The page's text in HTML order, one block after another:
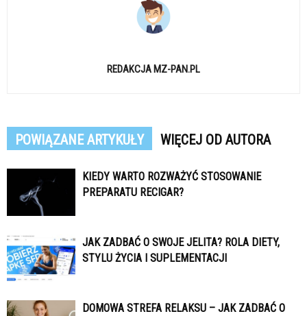
REDAKCJA MZ-PAN.PL
POWIĄZANE ARTYKUŁY WIĘCEJ OD AUTORA
KIEDY WARTO ROZWAŻYĆ STOSOWANIE
PREPARATU RECIGAR?
JAK ZADBAĆ O SWOJE JELITA? ROLA DIETY,
STYLU ŻYCIA I SUPLEMENTACJI
DOMOWA STREFA RELAKSU – JAK ZADBAĆ O